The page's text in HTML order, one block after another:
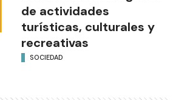
de actividades
turísticas, culturales y
recreativas
SOCIEDAD